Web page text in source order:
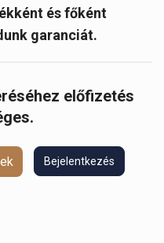
és főként
garanciát.
előfizetés
Bejelentkezés